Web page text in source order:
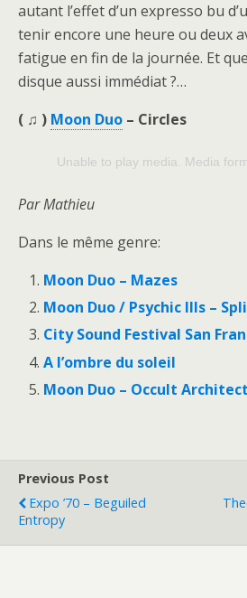
autant l’effet d’un expresso bu
tenir encore une heure ou deux
fatigue en fin de la journée. Et
disque aussi immédiat ?…
( ♫ ) Moon Duo – Circles
Unable to play media. Media
Par Mathieu
Dans le même genre:
Moon Duo – Mazes
Moon Duo / Psychic Ills –
City Sound Festival San
A l’ombre du soleil
Moon Duo – Occult
Previous Post
Expo ’70 – Beguiled
Entropy